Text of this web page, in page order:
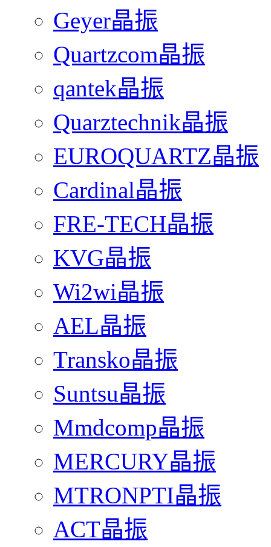
Geyer晶振
Quartzcom晶振
qantek晶振
Quarztechnik晶振
EUROQUARTZ晶振
Cardinal晶振
FRE-TECH晶振
KVG晶振
Wi2wi晶振
AEL晶振
Transko晶振
Suntsu晶振
Mmdcomp晶振
MERCURY晶振
MTRONPTI晶振
ACT晶振